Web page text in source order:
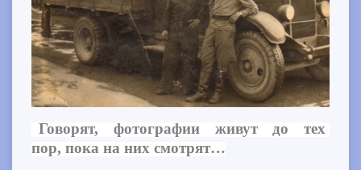
Говорят, фотографии живут до тех
пор, пока на них смотрят…